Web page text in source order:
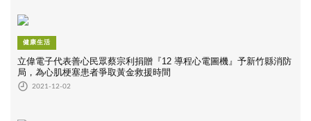
健康生活
立偉電子代表善心民眾蔡宗利捐贈『12 導程心電圖機』予新竹縣消防
局，為心肌梗塞患者爭取黃金救援時間
2021-12-02